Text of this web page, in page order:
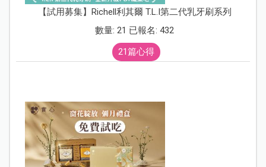
【試用募集】Richell利其爾 T.L.I第二代乳牙刷系列
數量: 21 已報名: 432
21篇心得